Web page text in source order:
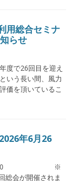
用総合セミナ
らせ
度で26回目を迎え
いう長い間、風力
価を頂いているこ
年6月26
～ 18:20 ※
総会が開催されま